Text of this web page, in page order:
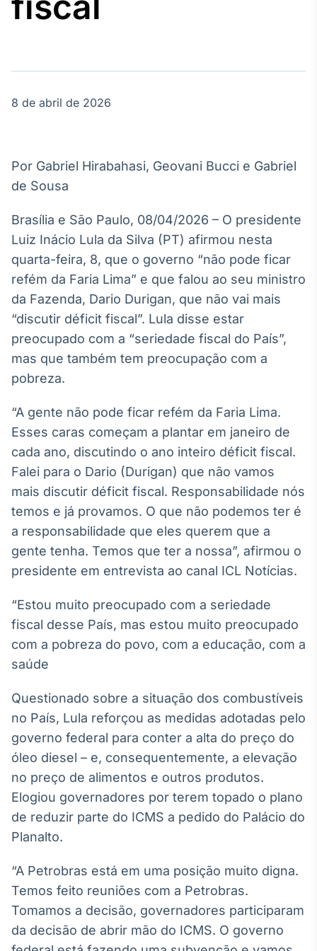
tempo real
Broadcast
Energia
O setor de
energia elétrica
no Brasil
Broadcast
White Label
Plataforma para
conteúdos
Soluções de Dados
e Conteúdos
Broadcast
OTC
Plataforma para
negociação de
ativos
Broadcast
Datafeed
APIs para
dados
Broadcast
headlines de
notícias
Widgets
Componentes
para conteúdos e
funcionalidades
Wallboard
Conteúdos e
displays e telas
8 de abril de 2026
Por Gabriel Hirabahasi, Geovani Bucci e Gabriel
de Sousa
Brasília e São Paulo, 08/04/2026 – O presidente
Luiz Inácio Lula da Silva (PT) afirmou nesta
quarta-feira, 8, que o governo “não pode ficar
refém da Faria Lima” e que falou ao seu ministro
da Fazenda, Dario Durigan, que não vai mais
“discutir déficit fiscal”. Lula disse estar
preocupado com a “seriedade fiscal do País”,
mas que também tem preocupação com a
pobreza.
“A gente não pode ficar refém da Faria Lima.
Esses caras começam a plantar em janeiro de
cada ano, discutindo o ano inteiro déficit fiscal.
Falei para o Dario (Durigan) que não vamos
mais discutir déficit fiscal. Responsabilidade nós
temos e já provamos. O que não podemos ter é
a responsabilidade que eles querem que a
gente tenha. Temos que ter a nossa”, afirmou o
presidente em entrevista ao canal ICL Notícias.
“Estou muito preocupado com a seriedade
fiscal desse País, mas estou muito preocupado
com a pobreza do povo, com a educação, com a
saúde
Questionado sobre a situação dos combustíveis
no País, Lula reforçou as medidas adotadas pelo
governo federal para conter a alta do preço do
óleo diesel – e, consequentemente, a elevação
no preço de alimentos e outros produtos.
Elogiou governadores por terem topado o plano
de reduzir parte do ICMS a pedido do Palácio do
Planalto.
“A Petrobras está em uma posição muito digna.
Temos feito reuniões com a Petrobras.
Tomamos a decisão, governadores participaram
da decisão de abrir mão do ICMS. O governo